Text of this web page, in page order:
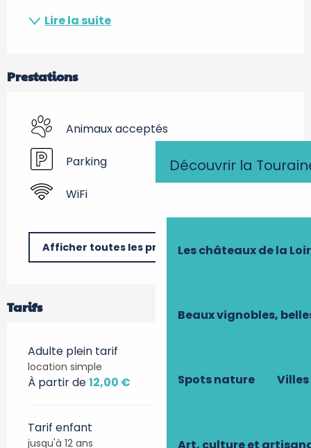
Découvrir la
Les châteaux de la
Beaux vignobles,
Spots nature
Art, culture et
Lire la suite
Prestations
Animaux acceptés
Parking
WiFi
Afficher toutes les prestations
Tarifs
Adulte plein tarif
location simple
À partir de12,00 €
Tarif enfant
jusqu'à 12 ans